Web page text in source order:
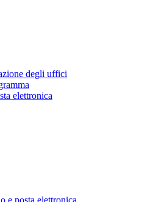
degli uffici
elettronica